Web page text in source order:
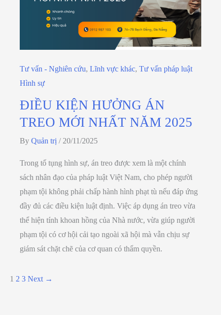
Tư vấn - Nghiên cứu, Lĩnh vực khác, Tư vấn pháp luật
Hình sự
ĐIỀU KIỆN HƯỞNG ÁN
TREO MỚI NHẤT NĂM 2025
By Quản trị / 20/11/2025
Trong tố tụng hình sự, án treo được xem là một chính
sách nhân đạo của pháp luật Việt Nam, cho phép người
phạm tội không phải chấp hành hình phạt tù nếu đáp ứng
đầy đủ các điều kiện luật định. Việc áp dụng án treo vừa
thể hiện tính khoan hồng của Nhà nước, vừa giúp người
phạm tội có cơ hội cải tạo ngoài xã hội mà vẫn chịu sự
giám sát chặt chẽ của cơ quan có thẩm quyền.
1 2 3 Next →